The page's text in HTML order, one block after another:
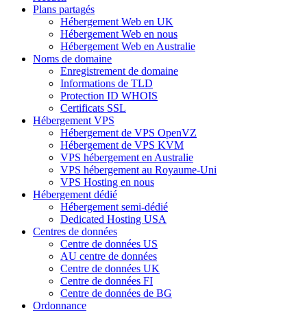
Plans partagés
Hébergement Web en UK
Hébergement Web en nous
Hébergement Web en Australie
Noms de domaine
Enregistrement de domaine
Informations de TLD
Protection ID WHOIS
Certificats SSL
Hébergement VPS
Hébergement de VPS OpenVZ
Hébergement de VPS KVM
VPS hébergement en Australie
VPS hébergement au Royaume-Uni
VPS Hosting en nous
Hébergement dédié
Hébergement semi-dédié
Dedicated Hosting USA
Centres de données
Centre de données US
AU centre de données
Centre de données UK
Centre de données FI
Centre de données de BG
Ordonnance